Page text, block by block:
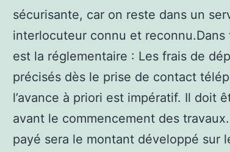
sécurisante, car on reste dans un
interlocuteur connu et
est la réglementaire : Les frais de
précisés dès le prise de contact
l’avance à priori est impératif. Il doit
avant le commencement des
payé sera le montant développé sur